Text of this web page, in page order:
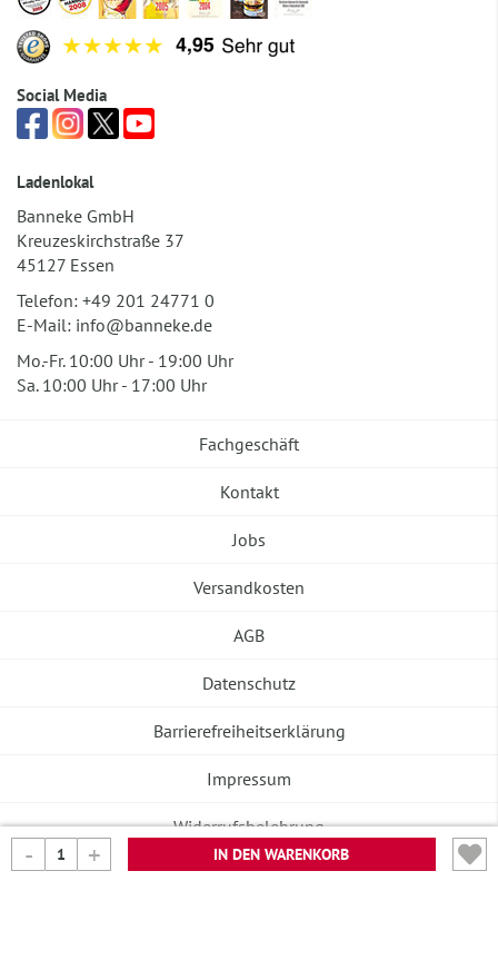
IN DEN WARENKORB
Social Media
Ladenlokal
Banneke GmbH
Kreuzeskirchstraße 37
45127 Essen
Telefon: +49 201 24771 0
E-Mail: info@banneke.de
Mo.-Fr. 10:00 Uhr - 19:00 Uhr
Sa. 10:00 Uhr - 17:00 Uhr
Fachgeschäft
Kontakt
Jobs
Versandkosten
AGB
Datenschutz
Barrierefreiheitserklärung
Impressum
Widerrufsbelehrung
Vertrag widerrufen